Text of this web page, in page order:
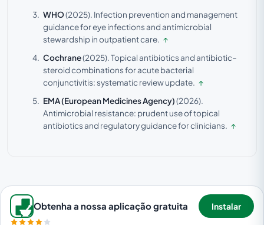
WHO(2025). Infection prevention and management
guidance for eye infections and antimicrobial
stewardship in outpatient care. ↑
Cochrane(2025).Topical antibiotics and antibiotic–
steroid combinations for acute bacterial
conjunctivitis: systematic review update. ↑
EMA (European Medicines Agency)(2026).
Antimicrobial resistance: prudent use of topical
antibiotics and regulatory guidance for clinicians. ↑
Obtenha a nossa aplicação gratuita Instalar